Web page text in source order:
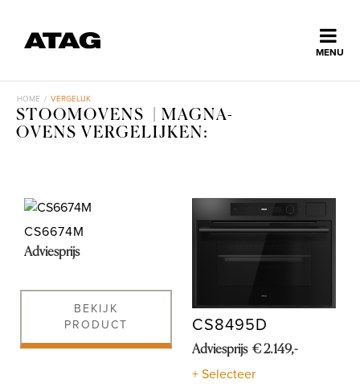
MENU
Home
Ontdek ATAG
Inspiratie
Service
HOME / VERGELIJK
STOOMOVENS | MAGNA-
OVENS VERGELIJKEN:
CS6674M
Adviesprijs
BEKIJK
PRODUCT
CS8495D
Adviesprijs € 2.149,-
+ Selecteer